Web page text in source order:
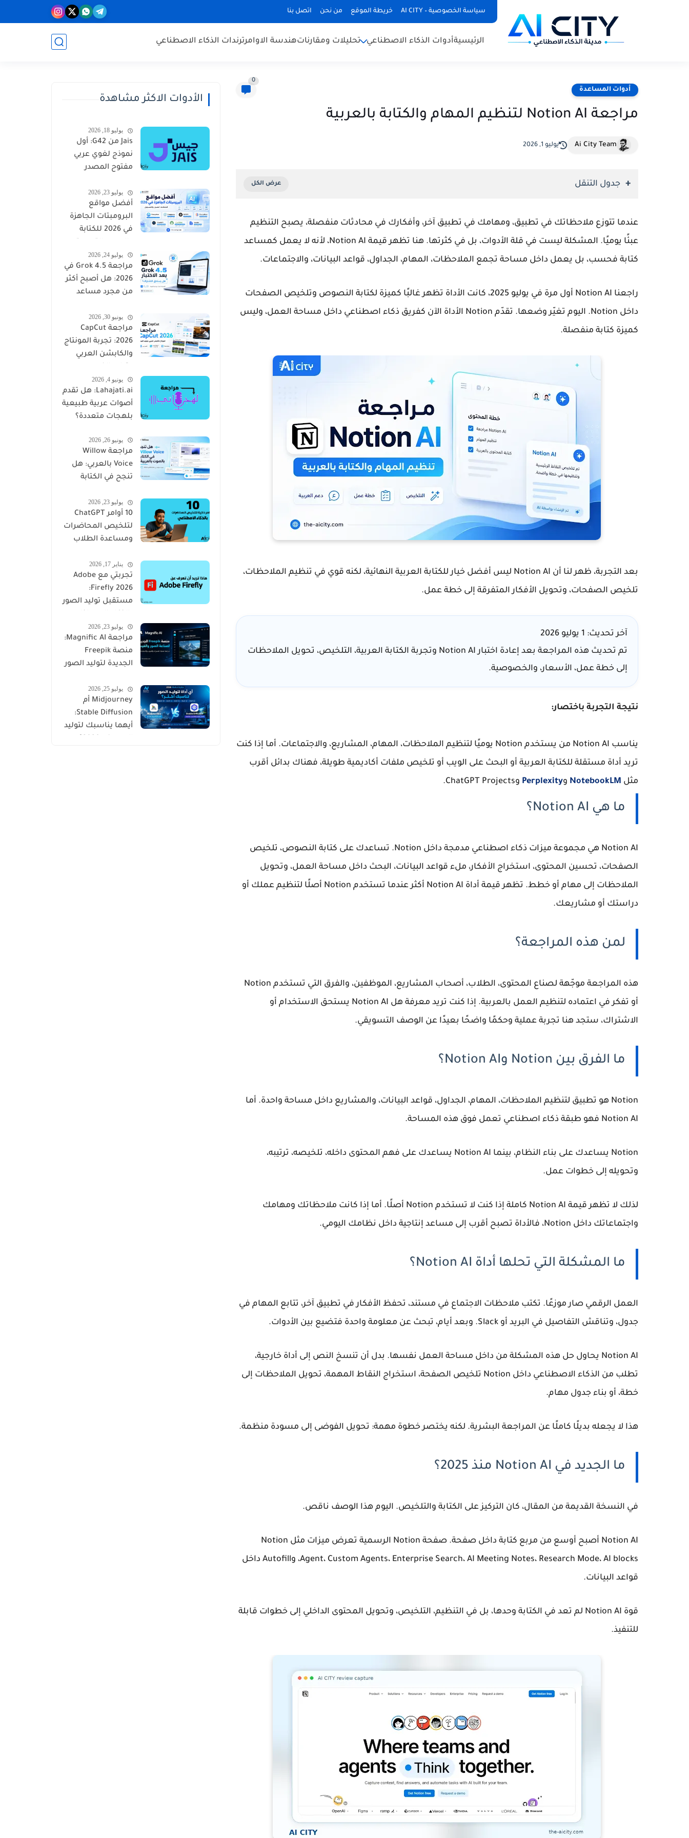
سياسة الخصوصية – AI CITY خريطة الموقع من نحن اتصل بنا
الرئيسيةأدوات الذكاء الاصطناعي تحليلات ومقارناتهندسة الاوامرترندات الذكاء الاصطناعي
أدوات المساعدة
0
مراجعة Notion AI لتنظيم المهام والكتابة بالعربية
Ai City Team يوليو 1, 2026
جدول التنقل
عندما تتوزع ملاحظاتك في تطبيق، ومهامك في تطبيق آخر، وأفكارك في محادثات منفصلة، يصبح التنظيم
عبئًا يوميًا. المشكلة ليست في قلة الأدوات، بل في كثرتها. هنا تظهر قيمة Notion AI، لأنه لا يعمل كمساعد
كتابة فحسب، بل يعمل داخل مساحة تجمع الملاحظات، المهام، الجداول، قواعد البيانات، والاجتماعات.
راجعنا Notion AI أول مرة في يوليو 2025، كانت الأداة تظهر غالبًا كميزة لكتابة النصوص وتلخيص الصفحات
داخل Notion. اليوم تغيّر وضعها. تقدّم Notion الأداة الآن كفريق ذكاء اصطناعي داخل مساحة العمل، وليس
كميزة كتابة منفصلة.
بعد التجربة، ظهر لنا أن Notion AI ليس أفضل خيار للكتابة العربية النهائية، لكنه قوي في تنظيم الملاحظات،
تلخيص الصفحات، وتحويل الأفكار المتفرقة إلى خطة عمل.
آخر تحديث:
تم تحديث هذه المراجعة بعد إعادة اختبار Notion AI وتجربة الكتابة العربية، التلخيص، تحويل الملاحظات
إلى خطة عمل، الأسعار، والخصوصية.
نتيجة التجربة باختصار:
يناسب Notion AI من يستخدم Notion يوميًا لتنظيم الملاحظات، المهام، المشاريع، والاجتماعات. أما إذا كنت
تريد أداة مستقلة للكتابة العربية أو البحث على الويب أو تلخيص ملفات أكاديمية طويلة، فهناك بدائل أقرب
مثل NotebookLM وPerplexity وChatGPT Projects.
ما هي Notion AI؟
Notion AI
هي مجموعة ميزات ذكاء اصطناعي مدمجة داخل Notion. تساعدك على كتابة النصوص، تلخيص
الصفحات، تحسين المحتوى، استخراج الأفكار، ملء قواعد البيانات، البحث داخل مساحة العمل، وتحويل
الملاحظات إلى مهام أو خطط. تظهر قيمة أداة Notion AI أكثر عندما تستخدم Notion أصلًا لتنظيم عملك أو
دراستك أو مشاريعك.
لمن هذه المراجعة؟
هذه المراجعة موجّهة لصناع المحتوى، الطلاب، أصحاب المشاريع، الموظفين، والفرق التي تستخدم Notion
أو تفكر في اعتماده لتنظيم العمل بالعربية. إذا كنت تريد معرفة هل Notion AI يستحق الاستخدام أو
الاشتراك، ستجد هنا تجربة عملية وحكمًا واضحًا بعيدًا عن الوصف التسويقي.
ما الفرق بين Notion وNotion AI؟
Notion هو تطبيق لتنظيم الملاحظات، المهام، الجداول، قواعد البيانات، والمشاريع داخل مساحة واحدة. أما
Notion AI فهو طبقة ذكاء اصطناعي تعمل فوق هذه المساحة.
Notion يساعدك على بناء النظام، بينما Notion AI يساعدك على فهم المحتوى داخله، تلخيصه، ترتيبه،
وتحويله إلى خطوات عمل.
لذلك لا تظهر قيمة Notion AI كاملة إذا كنت لا تستخدم Notion أصلًا. أما إذا كانت ملاحظاتك ومهامك
واجتماعاتك داخل Notion، فالأداة تصبح أقرب إلى مساعد إنتاجية داخل نظامك اليومي.
ما المشكلة التي تحلها أداة Notion AI؟
العمل الرقمي صار موزعًا. تكتب ملاحظات الاجتماع في مستند، تحفظ الأفكار في تطبيق آخر، تتابع المهام في
جدول، وتناقش التفاصيل في البريد أو Slack. وبعد أيام، تبحث عن معلومة واحدة فتضيع بين الأدوات.
Notion AI يحاول حل هذه المشكلة من داخل مساحة العمل نفسها. بدل أن تنسخ النص إلى أداة خارجية،
تطلب من الذكاء الاصطناعي داخل Notion تلخيص الصفحة، استخراج النقاط المهمة، تحويل الملاحظات إلى
خطة، أو بناء جدول مهام.
هذا لا يجعله بديلًا كاملًا عن المراجعة البشرية. لكنه يختصر خطوة مهمة: تحويل الفوضى إلى مسودة منظمة.
ما الجديد في Notion AI منذ 2025؟
في النسخة القديمة من المقال، كان التركيز على الكتابة والتلخيص. اليوم هذا الوصف ناقص.
Notion AI أصبح أوسع من مربع كتابة داخل صفحة. صفحة Notion الرسمية تعرض ميزات مثل Notion
Agent، Custom Agents، Enterprise Search، AI Meeting Notes، Research Mode، AI blocks، وAutofill داخل
قواعد البيانات.
قوة Notion AI لم تعد في الكتابة وحدها، بل في التنظيم، التلخيص، وتحويل المحتوى الداخلي إلى خطوات قابلة
للتنفيذ.
الأدوات الاكثر مشاهدة
يوليو 18, 2026
Jais من G42: أول
نموذج لغوي عربي
مفتوح المصدر
وGemini
يوليو 23, 2026
أفضل مواقع
البرومبتات الجاهزة
في 2026 للكتابة
يوليو 24, 2026
مراجعة Grok 4.5 في
2026: هل أصبح أكثر
من مجرد مساعد
يونيو 30, 2026
مراجعة CapCut
2026: تجربة المونتاج
والكابشن العربي
يونيو 4, 2026
Lahajati.ai: هل تقدم
أصوات عربية طبيعية
بلهجات متعددة؟
يونيو 26, 2026
مراجعة Willow
Voice بالعربي: هل
تنجح في الكتابة
يوليو 23, 2026
10 أوامر ChatGPT
لتلخيص المحاضرات
ومساعدة الطلاب
يناير 17, 2026
تجربتي مع Adobe
Firefly 2026:
مستقبل توليد الصور
من أدوبي
يوليو 23, 2026
مراجعة Magnific AI:
منصة Freepik
الجديدة لتوليد الصور
الاصطناعي
يوليو 25, 2026
Midjourney أم
Stable Diffusion:
أيهما يناسبك لتوليد